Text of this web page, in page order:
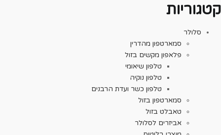
סלולר
סמארטפון מהדרין
פלאפון מקשים בזול
טלפון שיאומי
טלפון נוקיה
טלפון כשר ועדת הרבנים
סמארטפון בזול
טאבלט בזול
אביזרים לסלולר